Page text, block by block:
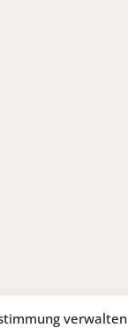
verwalten